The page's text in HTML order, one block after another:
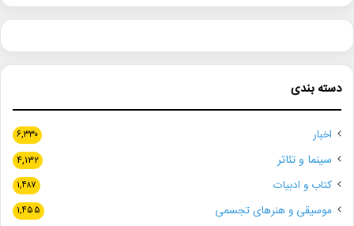
دسته بندی
اخبار ۶,۳۳۰
سینما و تئاتر ۴,۱۳۲
کتاب و ادبیات ۱,۴۸۷
موسیقی و هنرهای تجسمی ۱,۴۵۵